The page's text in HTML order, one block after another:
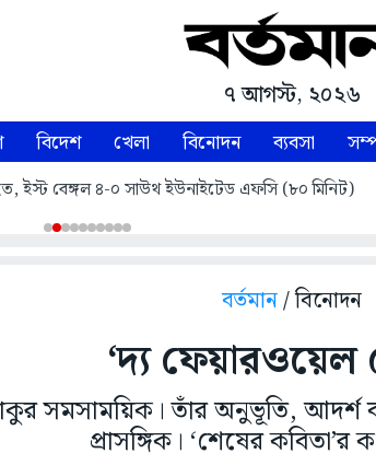
৭ আগস্ট, ২০২৬
বিদেশ খেলা বিনোদন ব্যবসা
ইস্ট বেঙ্গল ৪-০ সাউথ ইউনাইটেড এফসি (৮০ মিনিট)
বর্তমান/ বিনোদন
‘দ্য ফেয়ারওয়েল
সমসাময়িক। তাঁর অনুভূতি, আদর্শ
প্রাসঙ্গিক। ‘শেষের কবিতা’র